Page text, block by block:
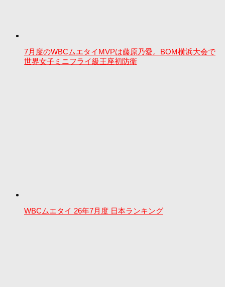
7月度のWBCムエタイMVPは藤原乃愛。BOM横浜大会で
世界女子ミニフライ級王座初防衛
WBCムエタイ 26年7月度 日本ランキング